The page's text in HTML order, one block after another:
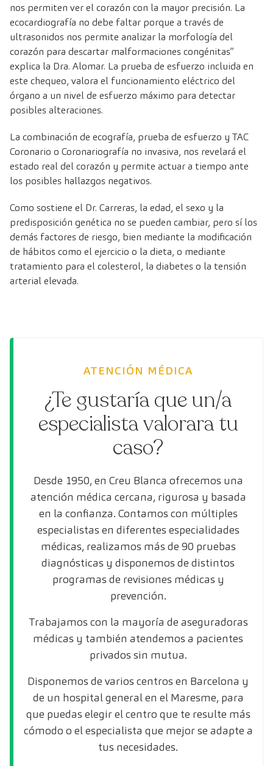
nos permiten ver el corazón con la mayor precisión. La
ecocardiografía no debe faltar porque a través de
ultrasonidos nos permite analizar la morfología del
corazón para descartar malformaciones congénitas”
explica la Dra. Alomar. La prueba de esfuerzo incluida en
este chequeo, valora el funcionamiento eléctrico del
órgano a un nivel de esfuerzo máximo para detectar
posibles alteraciones.
La combinación de ecografía, prueba de esfuerzo y TAC
Coronario o Coronariografía no invasiva, nos revelará el
estado real del corazón y permite actuar a tiempo ante
los posibles hallazgos negativos.
Como sostiene el Dr. Carreras, la edad, el sexo y la
predisposición genética no se pueden cambiar, pero sí los
demás factores de riesgo, bien mediante la modificación
de hábitos como el ejercicio o la dieta, o mediante
tratamiento para el colesterol, la diabetes o la tensión
arterial elevada.
ATENCIÓN MÉDICA
¿Te gustaría que un/a
especialista valorara tu
caso?
Desde 1950, en Creu Blanca ofrecemos una
atención médica cercana, rigurosa y basada
en la confianza. Contamos con múltiples
especialistas en diferentes especialidades
médicas, realizamos más de 90 pruebas
diagnósticas y disponemos de distintos
programas de revisiones médicas y
prevención.
Trabajamos con la mayoría de aseguradoras
médicas y también atendemos a pacientes
privados sin mutua.
Disponemos de varios centros en Barcelona y
de un hospital general en el Maresme, para
que puedas elegir el centro que te resulte más
cómodo o el especialista que mejor se adapte a
tus necesidades.